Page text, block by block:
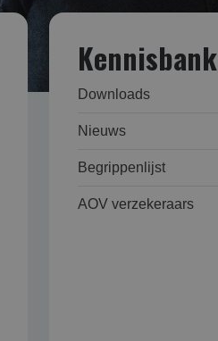
Kennisbank
Downloads
Nieuws
Begrippenlijst
AOV verzekeraars